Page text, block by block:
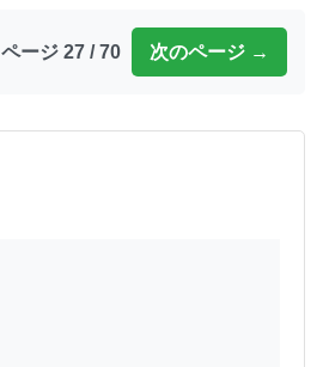
ページ 27 / 70 次のページ →